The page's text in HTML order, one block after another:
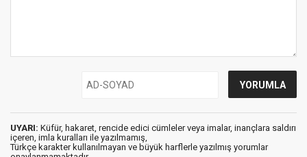
UYARI: Küfür, hakaret, rencide edici cümleler veya imalar, inançlara saldırı
içeren, imla kuralları ile yazılmamış,
Türkçe karakter kullanılmayan ve büyük harflerle yazılmış yorumlar